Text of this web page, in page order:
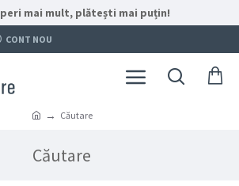
mai mult, plătești mai puțin!
CONT NOU
Căutare
Căutare